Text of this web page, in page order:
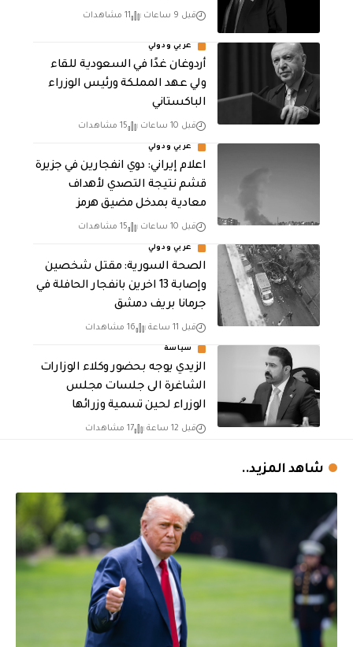
قبل 9 ساعات 11 مشاهدات
عربي ودولي
أردوغان غدًا في السعودية للقاء
ولي عهد المملكة ورئيس الوزراء
الباكستاني
قبل 10 ساعات 15 مشاهدات
عربي ودولي
اعلام إيراني: دوي انفجارين في جزيرة
قشم نتيجة التصدي لأهداف
معادية بمدخل مضيق هرمز
قبل 10 ساعات 15 مشاهدات
عربي ودولي
الصحة السورية: مقتل شخصين
وإصابة 13 اخرين بانفجار الحافلة في
جرمانا بريف دمشق
قبل 11 ساعة 16 مشاهدات
سياسة
الزيدي يوجه بحضور وكلاء الوزارات
الشاغرة الى جلسات مجلس
الوزراء لحين تسمية وزرائها
قبل 12 ساعة 17 مشاهدات
شاهد المزيد..